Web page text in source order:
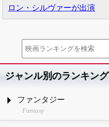
ロン・シルヴァーが出演
ジャンル別のランキング
ファンタジー
Fantasy